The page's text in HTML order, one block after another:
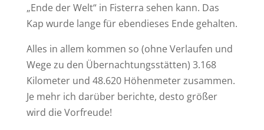
„Ende der Welt“ in Fisterra sehen kann. Das
Kap wurde lange für ebendieses Ende gehalten.
Alles in allem kommen so (ohne Verlaufen und
Wege zu den Übernachtungsstätten) 3.168
Kilometer und 48.620 Höhenmeter zusammen.
Je mehr ich darüber berichte, desto größer
wird die Vorfreude!